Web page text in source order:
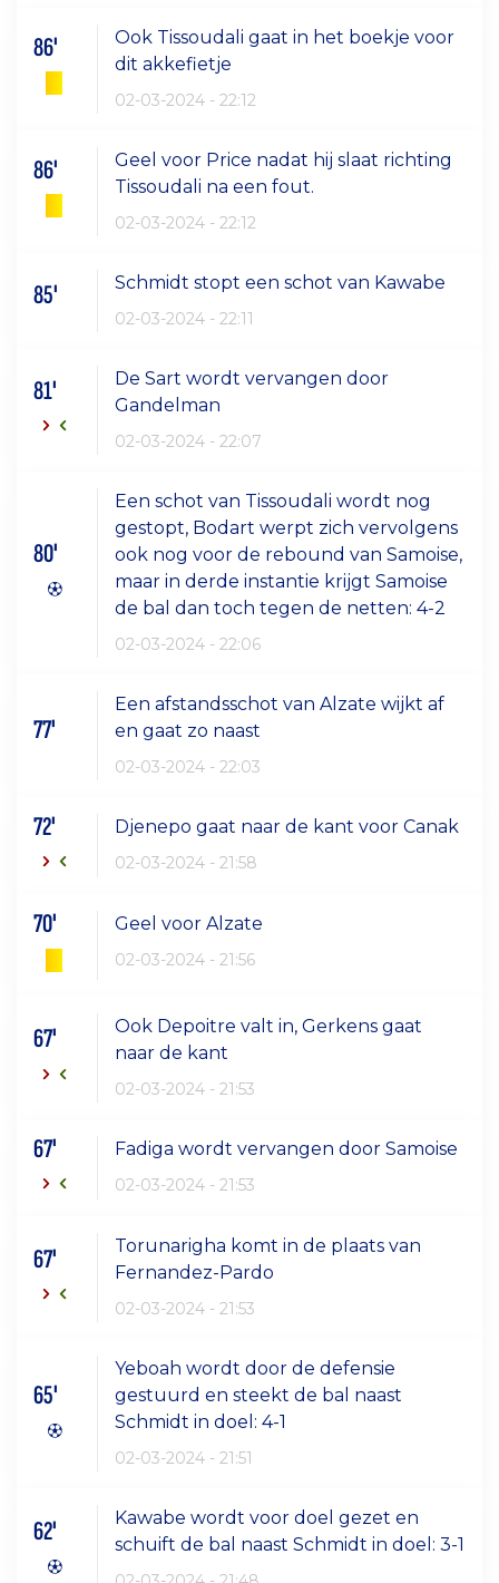
86'
Ook Tissoudali gaat in het boekje voor
dit akkefietje
02-03-2024 - 22:12
86'
Geel voor Price nadat hij slaat richting
Tissoudali na een fout.
02-03-2024 - 22:12
85' Schmidt stopt een schot van Kawabe
02-03-2024 - 22:11
81'
De Sart wordt vervangen door
Gandelman
02-03-2024 - 22:07
80'
Een schot van Tissoudali wordt nog
gestopt, Bodart werpt zich vervolgens
ook nog voor de rebound van Samoise,
maar in derde instantie krijgt Samoise
de bal dan toch tegen de netten: 4-2
02-03-2024 - 22:06
77'
Een afstandsschot van Alzate wijkt af
en gaat zo naast
02-03-2024 - 22:03
72' Djenepo gaat naar de kant voor Canak
02-03-2024 - 21:58
70' Geel voor Alzate
02-03-2024 - 21:56
67'
Ook Depoitre valt in, Gerkens gaat
naar de kant
02-03-2024 - 21:53
67' Fadiga wordt vervangen door Samoise
02-03-2024 - 21:53
67'
Torunarigha komt in de plaats van
Fernandez-Pardo
02-03-2024 - 21:53
65'
Yeboah wordt door de defensie
gestuurd en steekt de bal naast
Schmidt in doel: 4-1
02-03-2024 - 21:51
62'
Kawabe wordt voor doel gezet en
schuift de bal naast Schmidt in doel: 3-1